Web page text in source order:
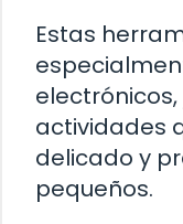
Estas
actividades
delicado y
pequeños.